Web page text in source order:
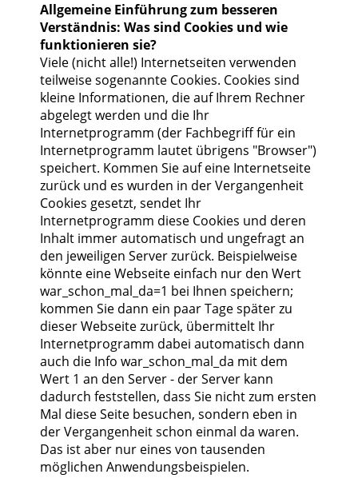
Allgemeine Einführung zum besseren
Verständnis: Was sind Cookies und wie
funktionieren sie?
Viele (nicht alle!) Internetseiten verwenden
teilweise sogenannte Cookies. Cookies sind
kleine Informationen, die auf Ihrem Rechner
abgelegt werden und die Ihr
Internetprogramm (der Fachbegriff für ein
Internetprogramm lautet übrigens "Browser")
speichert. Kommen Sie auf eine Internetseite
zurück und es wurden in der Vergangenheit
Cookies gesetzt, sendet Ihr
Internetprogramm diese Cookies und deren
Inhalt immer automatisch und ungefragt an
den jeweiligen Server zurück. Beispielweise
könnte eine Webseite einfach nur den Wert
war_schon_mal_da=1 bei Ihnen speichern;
kommen Sie dann ein paar Tage später zu
dieser Webseite zurück, übermittelt Ihr
Internetprogramm dabei automatisch dann
auch die Info war_schon_mal_da mit dem
Wert 1 an den Server - der Server kann
dadurch feststellen, dass Sie nicht zum ersten
Mal diese Seite besuchen, sondern eben in
der Vergangenheit schon einmal da waren.
Das ist aber nur eines von tausenden
möglichen Anwendungsbeispielen.